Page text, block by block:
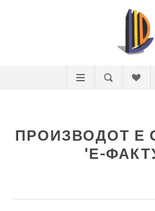
ПРОИЗВОДОТ Е
'Е-